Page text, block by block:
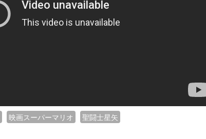
映画スーパーマリオ 聖闘士星矢